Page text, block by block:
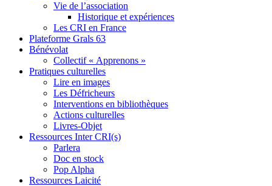
Vie de l’association
Historique et expériences
Les CRI en France
Plateforme Grals 63
Bénévolat
Collectif « Apprenons »
Pratiques culturelles
Lire en images
Les Défricheurs
Interventions en bibliothèques
Actions culturelles
Livres-Objet
Ressources Inter CRI(s)
Parlera
Doc en stock
Pop Alpha
Ressources Laicité